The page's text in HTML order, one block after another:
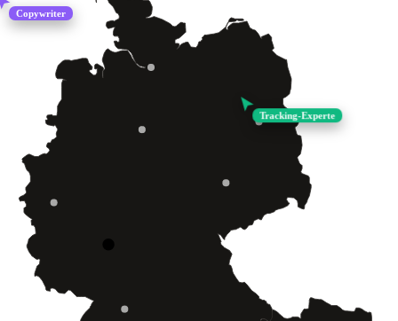
Copywriter
Tracking-Experte